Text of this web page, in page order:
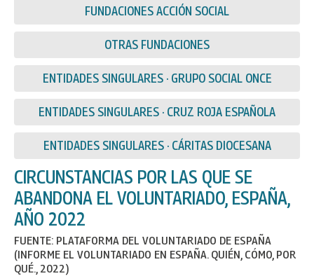
FUNDACIONES ACCIÓN SOCIAL
OTRAS FUNDACIONES
ENTIDADES SINGULARES · GRUPO SOCIAL ONCE
ENTIDADES SINGULARES · CRUZ ROJA ESPAÑOLA
ENTIDADES SINGULARES · CÁRITAS DIOCESANA
CIRCUNSTANCIAS POR LAS QUE SE
ABANDONA EL VOLUNTARIADO, ESPAÑA,
AÑO 2022
FUENTE: PLATAFORMA DEL VOLUNTARIADO DE ESPAÑA
(INFORME EL VOLUNTARIADO EN ESPAÑA. QUIÉN, CÓMO, POR
QUÉ., 2022)